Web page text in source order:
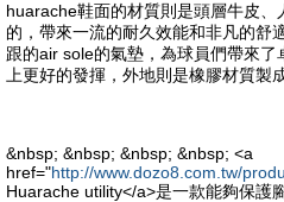
huarache鞋面的材質則是頭層牛皮
的，帶來一流的耐久效能和非凡的舒
跟的air sole的氣墊，為球員們帶來
上更好的發揮，外地則是橡膠材質製
&nbsp; &nbsp; &nbsp; &nbsp; <a
href="http://www.dozo8.com.tw/
Huarache utility</a>是一款能夠保護